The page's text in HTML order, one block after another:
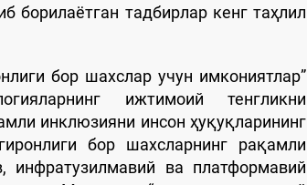
тадбирлар кенг таҳлил
бор шахслар учун имкониятлар”
ижтимоий тенгликни
инклюзияни инсон ҳуқуқларининг
бор шахсларнинг рақамли
инфратузилмавий ва платформавий